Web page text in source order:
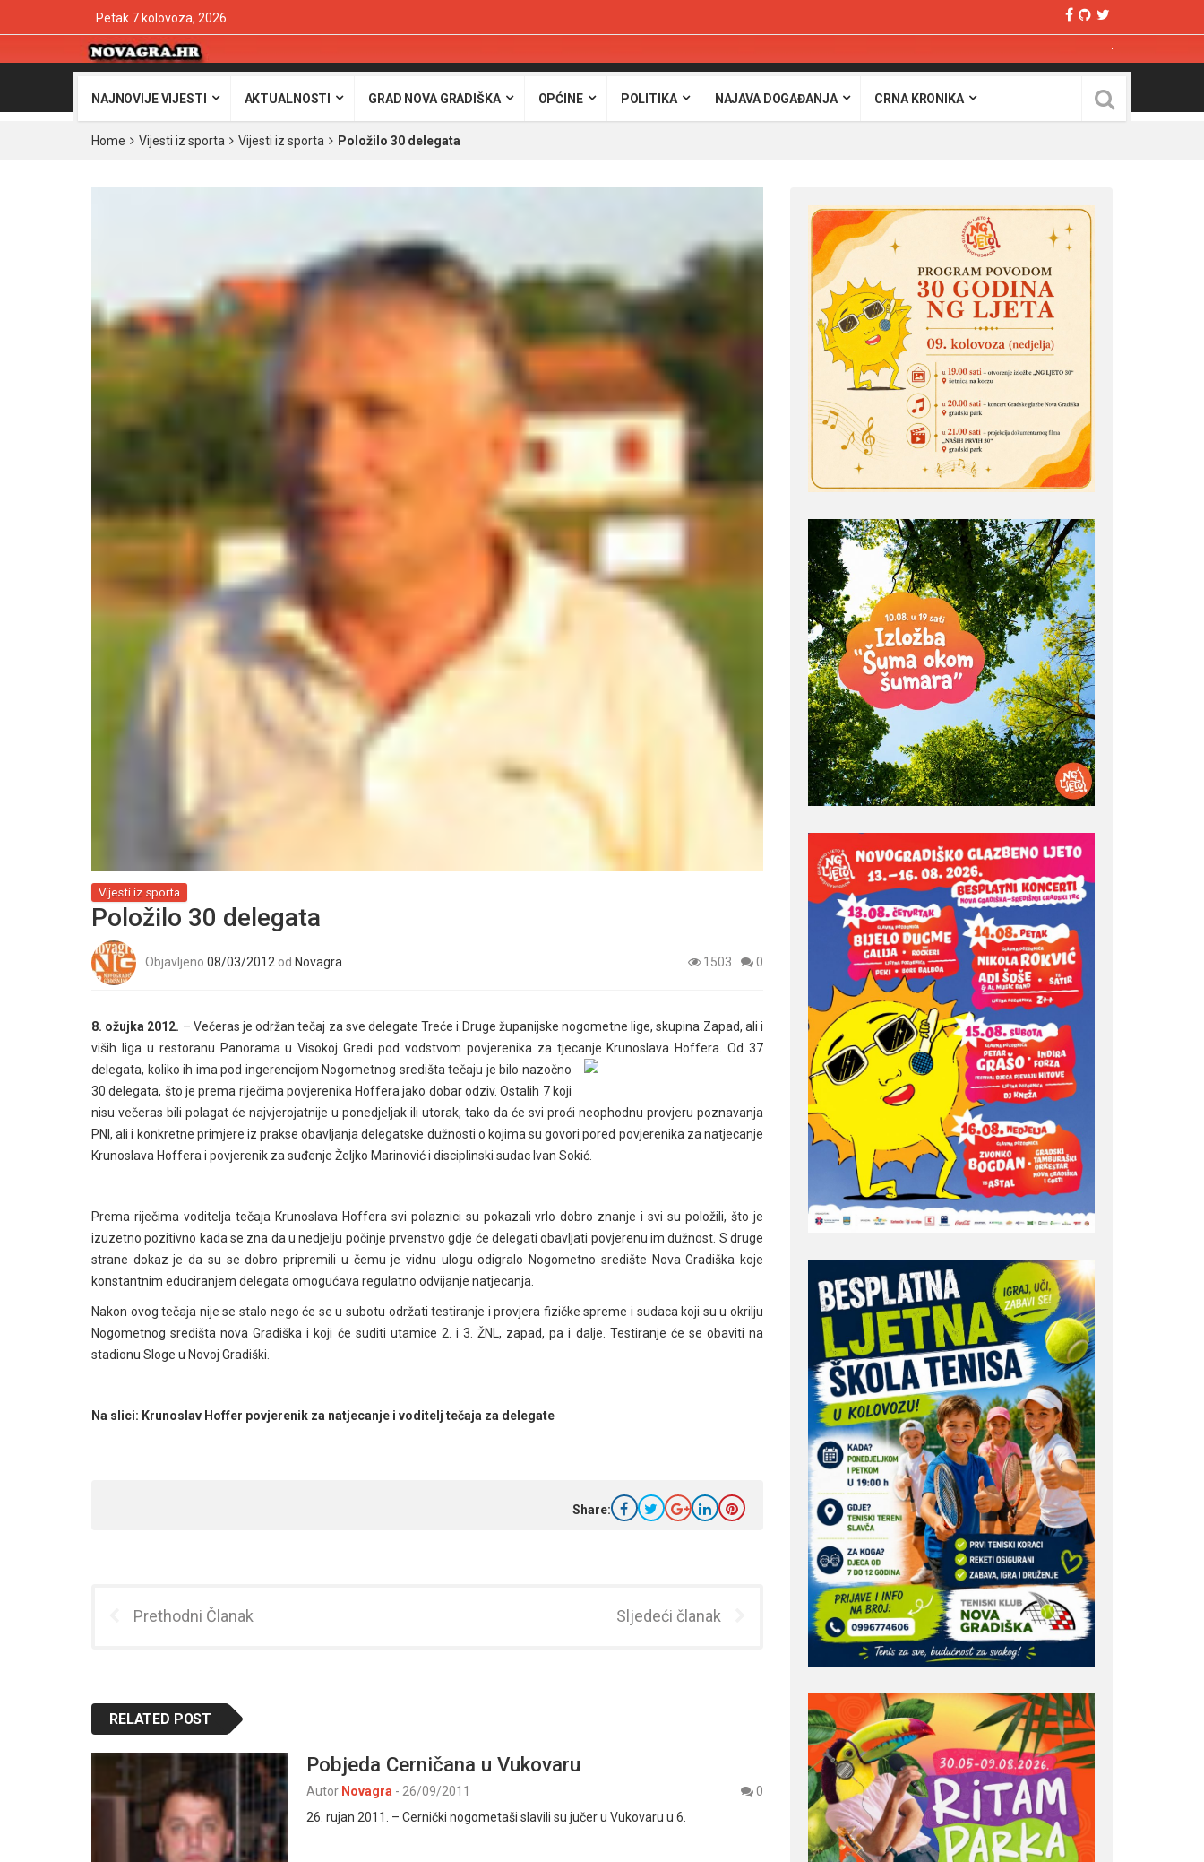
Petak 7 kolovoza, 2026
NAJNOVIJE VIJESTI AKTUALNOSTI GRAD NOVA GRADIŠKA OPĆINE POLITIKA NAJAVA DOGAĐANJA CRNA KRONIKA
Home Vijesti iz sporta Vijesti iz sporta Položilo 30 delegata
Vijesti iz sporta
Položilo 30 delegata
Objavljeno 08/03/2012 od Novagra 1503 0
8. ožujka 2012. – Večeras je održan tečaj za sve delegate Treće i Druge županijske nogometne lige, skupina Zapad, ali i
viših liga u restoranu Panorama u Visokoj Gredi pod vodstvom povjerenika za tjecanje Krunoslava Hoffera. Od 37
delegata, koliko ih ima pod ingerencijom Nogometnog središta tečaju je bilo nazočno
30 delegata, što je prema riječima povjerenika Hoffera jako dobar odziv. Ostalih 7 koji
nisu večeras bili polagat će najvjerojatnije u ponedjeljak ili utorak, tako da će svi proći neophodnu provjeru poznavanja
PNI, ali i konkretne primjere iz prakse obavljanja delegatske dužnosti o kojima su govori pored povjerenika za natjecanje
Krunoslava Hoffera i povjerenik za suđenje Željko Marinović i disciplinski sudac Ivan Sokić.
Prema riječima voditelja tečaja Krunoslava Hoffera svi polaznici su pokazali vrlo dobro znanje i svi su položili, što je
izuzetno pozitivno kada se zna da u nedjelju počinje prvenstvo gdje će delegati obavljati povjerenu im dužnost. S druge
strane dokaz je da su se dobro pripremili u čemu je vidnu ulogu odigralo Nogometno središte Nova Gradiška koje
konstantnim educiranjem delegata omogućava regulatno odvijanje natjecanja.
Nakon ovog tečaja nije se stalo nego će se u subotu održati testiranje i provjera fizičke spreme i sudaca koji su u okrilju
Nogometnog središta nova Gradiška i koji će suditi utamice 2. i 3. ŽNL, zapad, pa i dalje. Testiranje će se obaviti na
stadionu Sloge u Novoj Gradiški.
Na slici: Krunoslav Hoffer povjerenik za natjecanje i voditelj tečaja za delegate
Share:
Prethodni Članak Sljedeći članak
RELATED POST
Pobjeda Cerničana u Vukovaru
Autor Novagra - 26/09/2011
0
26. rujan 2011. – Cernički nogometaši slavili su jučer u Vukovaru u 6.